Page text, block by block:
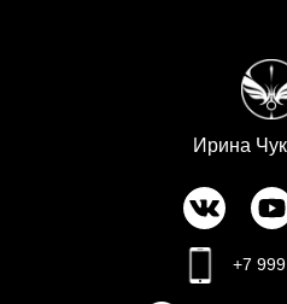
+7
Ирина